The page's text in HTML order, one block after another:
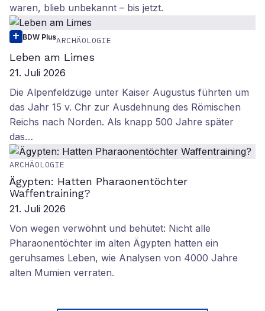
waren, blieb unbekannt – bis jetzt.
BDW PlusARCHÄOLOGIE
Leben am Limes
21. Juli 2026
Die Alpenfeldzüge unter Kaiser Augustus führten um
das Jahr 15 v. Chr zur Ausdehnung des Römischen
Reichs nach Norden. Als knapp 500 Jahre später
das…
ARCHÄOLOGIE
Ägypten: Hatten Pharaonentöchter
Waffentraining?
21. Juli 2026
Von wegen verwöhnt und behütet: Nicht alle
Pharaonentöchter im alten Ägypten hatten ein
geruhsames Leben, wie Analysen von 4000 Jahre
alten Mumien verraten.